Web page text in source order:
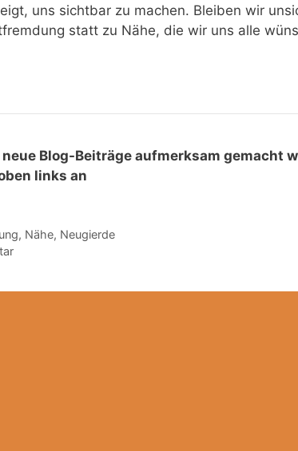
uns sichtbar zu machen. Bleiben wir
statt zu Nähe, die wir uns alle
Blog-Beiträge aufmerksam gemacht
links an
, Nähe, Neugierde